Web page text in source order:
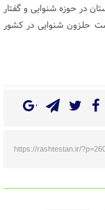
در حوزه شنوایی و گفتار
حلزون شنوایی در کشور
https://rashtestan.ir/